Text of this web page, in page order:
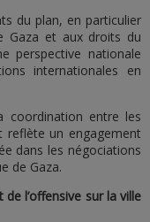
du plan, en particulier
Gaza et aux droits du
perspective nationale
internationales en
coordination entre les
reflète un engagement
dans les négociations
de Gaza.
l’offensive sur la ville